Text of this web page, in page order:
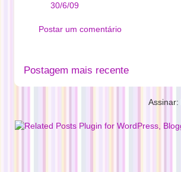
30/6/09
Postar um comentário
Postagem mais recente
Assinar: